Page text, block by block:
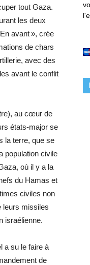
tout Gaza.
les deux
avant », crée
de chars
avec des
avant le conflit
au cœur de
états-major se
la terre, que se
population civile
où il y a la
du Hamas et
civiles non
leurs missiles
israélienne.
a su le faire à
de